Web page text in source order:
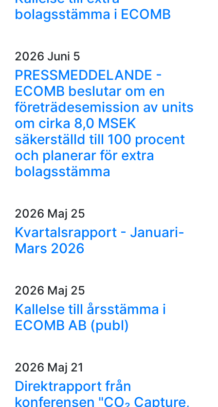
bolagsstämma i ECOMB
2026 Juni 5
PRESSMEDDELANDE -
ECOMB beslutar om en
företrädesemission av units
om cirka 8,0 MSEK
säkerställd till 100 procent
och planerar för extra
bolagsstämma
2026 Maj 25
Kvartalsrapport - Januari-
Mars 2026
2026 Maj 25
Kallelse till årsstämma i
ECOMB AB (publ)
2026 Maj 21
Direktrapport från
konferensen "CO₂ Capture,